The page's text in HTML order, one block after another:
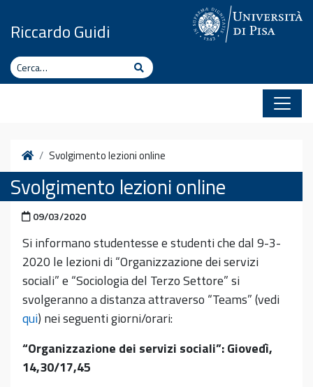
Riccardo Guidi
Cerca Cerca
HomeSvolgimento lezioni online
Svolgimento lezioni online
Pubblicato il
09/03/2020
Si informano studentesse e studenti che dal 9-3-
2020 le lezioni di “Organizzazione dei servizi
sociali” e “Sociologia del Terzo Settore” si
svolgeranno a distanza attraverso “Teams” (vedi
qui) nei seguenti giorni/orari:
“Organizzazione dei servizi sociali”: Giovedì,
14,30/17,45